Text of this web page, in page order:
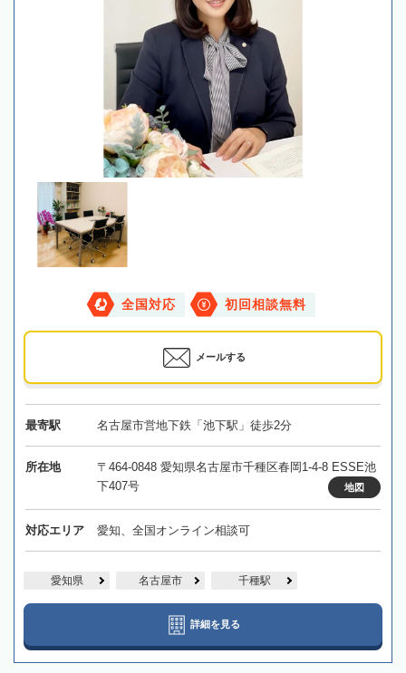
全国対応 初回相談無料
メールする
最寄駅 名古屋市営地下鉄「池下駅」徒歩2分
所在地
〒464-0848 愛知県名古屋市千種区春岡1-4-8 ESSE池
下407号
地図
対応エリア 愛知、全国オンライン相談可
愛知県 名古屋市 千種駅
詳細を見る